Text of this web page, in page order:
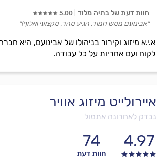
א.י.א מיזוג וקירור בניהולו של אבינועם, היא
לקוח ועם אחריות על כל עבודה.
חוות דעת של בתיה מלוד 5.00
״אבינועם ממש חמוד, הגיע מהר, מקצועי ואלוף!״
איירולייט מיזוג אוויר
נבדק לאחרונה אתמול
4.97
74
חוות דעת